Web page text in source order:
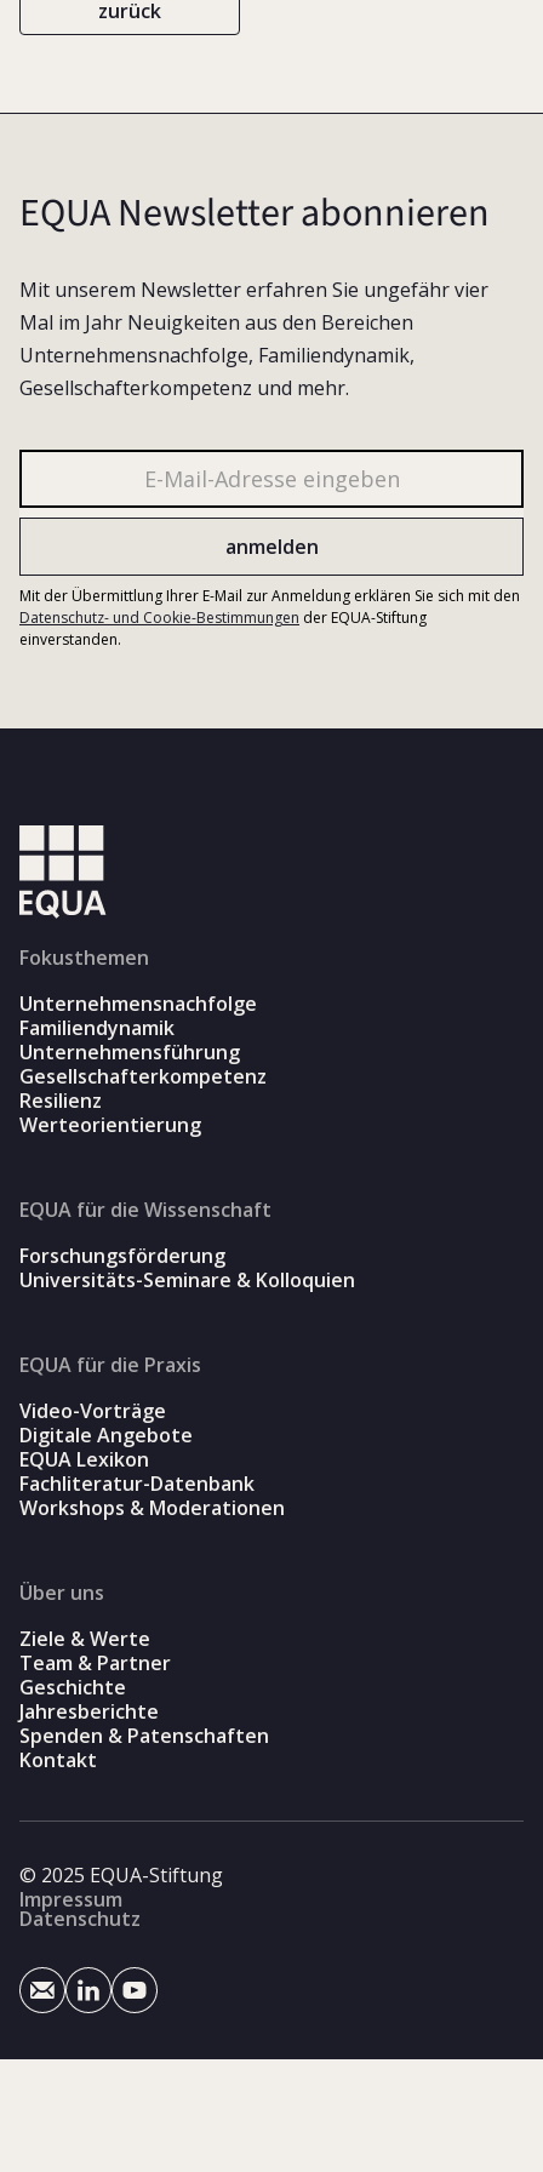
zurück
EQUA Newsletter abonnieren
Mit unserem Newsletter erfahren Sie ungefähr vier
Mal im Jahr Neuigkeiten aus den Bereichen
Unternehmensnachfolge, Familiendynamik,
Gesellschafterkompetenz und mehr.
Mit der Übermittlung Ihrer E-Mail zur Anmeldung erklären Sie sich mit den
Datenschutz- und Cookie-Bestimmungen der EQUA-Stiftung
einverstanden.
Fokusthemen
Unternehmensnachfolge
Familiendynamik
Unternehmensführung
Gesellschafterkompetenz
Resilienz
Werteorientierung
EQUA für die Wissenschaft
Forschungsförderung
Universitäts-Seminare & Kolloquien
EQUA für die Praxis
Video-Vorträge
Digitale Angebote
EQUA Lexikon
Fachliteratur-Datenbank
Workshops & Moderationen
Über uns
Ziele & Werte
Team & Partner
Geschichte
Jahresberichte
Spenden & Patenschaften
Kontakt
© 2025 EQUA-Stiftung
Impressum
Datenschutz